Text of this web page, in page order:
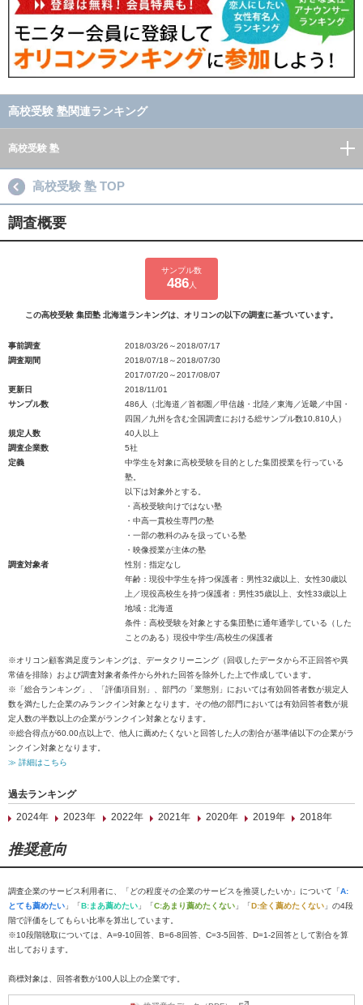
高校受験 塾関連ランキング
高校受験 塾
高校受験 塾 TOP
調査概要
サンプル数
486人
この高校受験 集団塾 北海道ランキングは、オリコンの以下の調査に基づいています。
事前調査
2018/03/26～2018/07/17
調査期間
2018/07/18～2018/07/30
2017/07/20～2017/08/07
更新日
2018/11/01
サンプル数
486人（北海道／首都圏／甲信越・北陸／東海／近畿／中国・
四国／九州を含む全国調査における総サンプル数10,810人）
規定人数
40人以上
調査企業数
5社
定義
中学生を対象に高校受験を目的とした集団授業を行っている
塾。
以下は対象外とする。
・高校受験向けではない塾
・中高一貫校生専門の塾
・一部の教科のみを扱っている塾
・映像授業が主体の塾
調査対象者
性別：指定なし
年齢：現役中学生を持つ保護者：男性32歳以上、女性30歳以
上／現役高校生を持つ保護者：男性35歳以上、女性33歳以上
地域：北海道
条件：高校受験を対象とする集団塾に通年通学している（した
ことのある）現役中学生/高校生の保護者
※オリコン顧客満足度ランキングは、データクリーニング（回収したデータから不正回答や異
常値を排除）および調査対象者条件から外れた回答を除外した上で作成しています。
※「総合ランキング」、「評価項目別」、部門の「業態別」においては有効回答者数が規定人
数を満たした企業のみランクイン対象となります。その他の部門においては有効回答者数が規
定人数の半数以上の企業がランクイン対象となります。
※総合得点が60.00点以上で、他人に薦めたくないと回答した人の割合が基準値以下の企業がラ
ンクイン対象となります。
≫ 詳細はこちら
過去ランキング
2024年
2023年 2022年 2021年 2020年 2019年 2018年
推奨意向
調査企業のサービス利用者に、「どの程度その企業のサービスを推奨したいか」について「A:
とても薦めたい 」「B:まあ薦めたい 」「C:あまり薦めたくない 」「D:全く薦めたくない 」の4段
階で評価をしてもらい比率を算出しています。
※10段階聴取については、A=9-10回答、B=6-8回答、C=3-5回答、D=1-2回答として割合を算
出しております。
商標対象は、回答者数が100人以上の企業です。